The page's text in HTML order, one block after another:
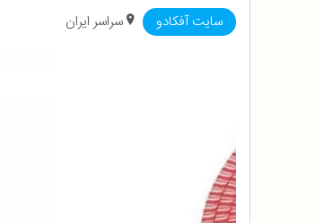
سایت آفکادو سراسر ایران